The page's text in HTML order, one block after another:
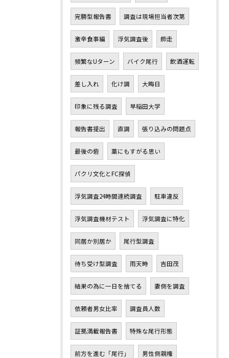
完勝型報告書 調査は現場担当者次第
激辛食事編 浮気調査後 師走
頻繁なUターン バイク尾行 飲酒運転
差し入れ 化け調 大晦日
印象に残る調査 早稲田大学
報告書提出 直調 張り込みの問題点
最後の砦 藁にもすがる思い
パクリ文化とFC探偵
浮気調査24時間連続調査 駐車違反
浮気調査機材テスト 浮気調査に特化
同居か別居か 尾行型調査
待ち受け型調査 雨天時 吉田茂
結果の為に一日を捨てる 妻側を調査
依頼者男女比率 調査員人数
証拠満載報告書 特殊な尾行形態
前方を進む「尾行」 男性側親権